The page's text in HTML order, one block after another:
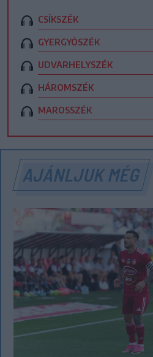
CSÍKSZÉK
GYERGYÓSZÉK
UDVARHELYSZÉK
HÁROMSZÉK
MAROSSZÉK
AJÁNLJUK MÉG